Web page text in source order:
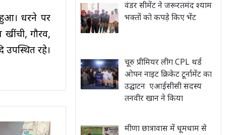
हुआ। धरने पर
गौरव,
रहे।
वंडर सीमेंट ने जरूरतमंद श्याम
भक्तों को कपड़े किए भेंट
चूरु प्रीमियर लीग CPL थर्ड‌
ओपन नाइट क्रिकेट टूर्नामेंट का
उद्घाटन ‌ एआईसीसी सदस्य
तनवीर खान ने किया
मीणा छात्रावास में धूमधाम से